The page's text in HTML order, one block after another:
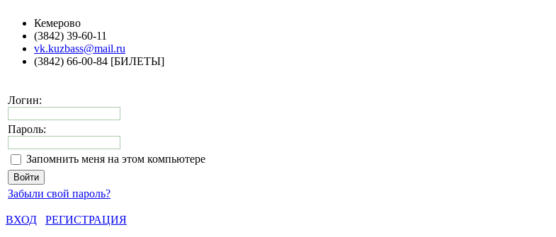
Кемерово
(3842) 39-60-11
vk.kuzbass@mail.ru
(3842) 66-00-84 [БИЛЕТЫ]
Логин:
Пароль:
Запомнить меня на этом компьютере
Забыли свой пароль?
ВХОД
РЕГИСТРАЦИЯ